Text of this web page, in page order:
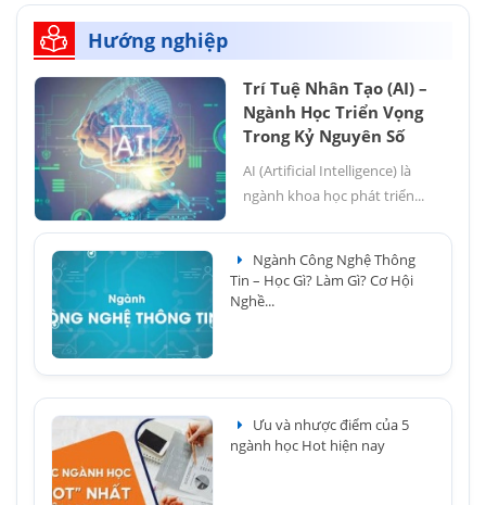
Hướng nghiệp
Trí Tuệ Nhân Tạo (AI) –
Ngành Học Triển Vọng
Trong Kỷ Nguyên Số
AI (Artificial Intelligence) là
ngành khoa học phát triển...
Ngành Công Nghệ Thông
Tin – Học Gì? Làm Gì? Cơ Hội
Nghề...
Ưu và nhược điểm của 5
ngành học Hot hiện nay